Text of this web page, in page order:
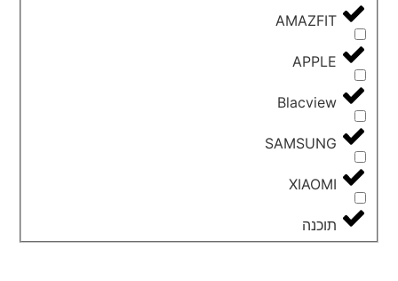
AMAZFIT
APPLE
Blacview
SAMSUNG
XIAOMI
תוכנה